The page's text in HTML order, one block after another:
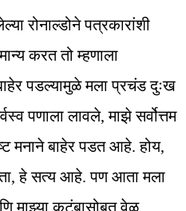
रोनाल्डोने पत्रकारांशी
करत तो म्हणाला
पडल्यामुळे मला प्रचंड दुःख
पणाला लावले, माझे सर्वोत्तम
मनाने बाहेर पडत आहे. होय,
हे सत्य आहे. पण आता मला
माझ्या कुटुंबासोबत वेळ